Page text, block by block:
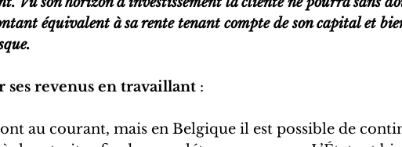
équivalent à sa rente tenant compte de son capital et
ses revenus en travaillant :
au courant, mais en Belgique il est possible de